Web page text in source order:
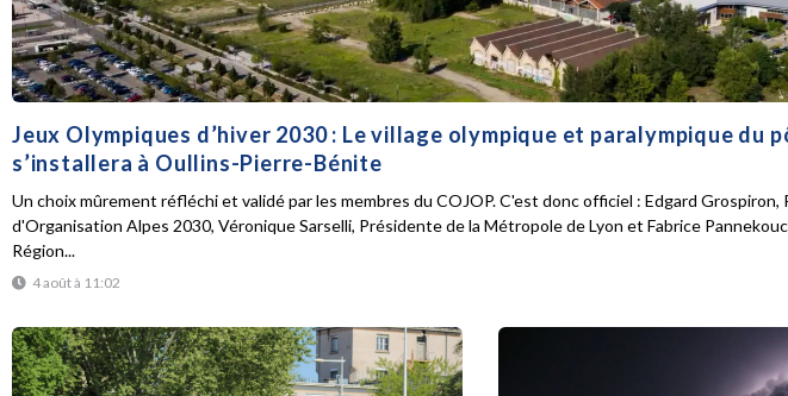
Jeux Olympiques d’hiver 2030 : Le village olympique et paralympique du
s’installera à Oullins-Pierre-Bénite
4 août à 11:02
Un choix mûrement réfléchi et validé par les membres du COJOP. C'est donc officiel : Edgard
d'Organisation Alpes 2030, Véronique Sarselli, Présidente de la Métropole de Lyon et Fabrice
Région...